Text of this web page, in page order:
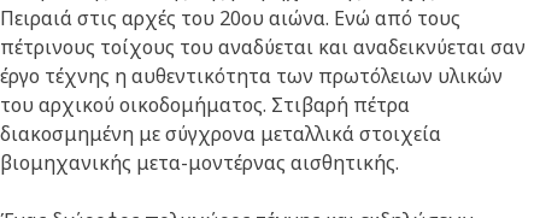
Πειραιά στις αρχές του 20ου αιώνα. Ενώ από τους
πέτρινους τοίχους του αναδύεται και αναδεικνύεται σαν
έργο τέχνης η αυθεντικότητα των πρωτόλειων υλικών
του αρχικού οικοδομήματος. Στιβαρή πέτρα
διακοσμημένη με σύγχρονα μεταλλικά στοιχεία
βιομηχανικής μετα-μοντέρνας αισθητικής.